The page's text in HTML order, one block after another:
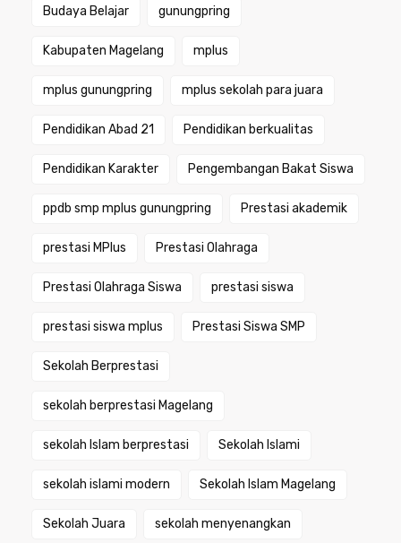
Budaya Belajar gunungpring
Kabupaten Magelang mplus
mplus gunungpring mplus sekolah para juara
Pendidikan Abad 21 Pendidikan berkualitas
Pendidikan Karakter Pengembangan Bakat Siswa
ppdb smp mplus gunungpring Prestasi akademik
prestasi MPlus Prestasi Olahraga
Prestasi Olahraga Siswa prestasi siswa
prestasi siswa mplus Prestasi Siswa SMP
Sekolah Berprestasi
sekolah berprestasi Magelang
sekolah Islam berprestasi Sekolah Islami
sekolah islami modern Sekolah Islam Magelang
Sekolah Juara sekolah menyenangkan